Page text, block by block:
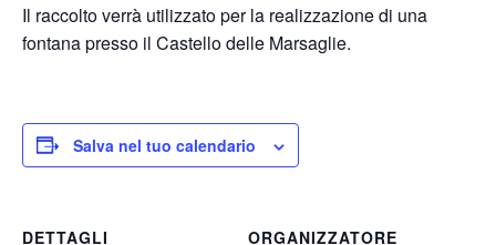
Il raccolto verrà utilizzato per la realizzazione di una
fontana presso il Castello delle Marsaglie.
Salva nel tuo calendario
DETTAGLI
ORGANIZZATORE